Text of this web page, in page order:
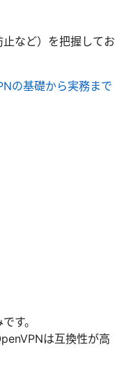
など）を把握してお
の基礎から実務まで
す。
は互換性が高